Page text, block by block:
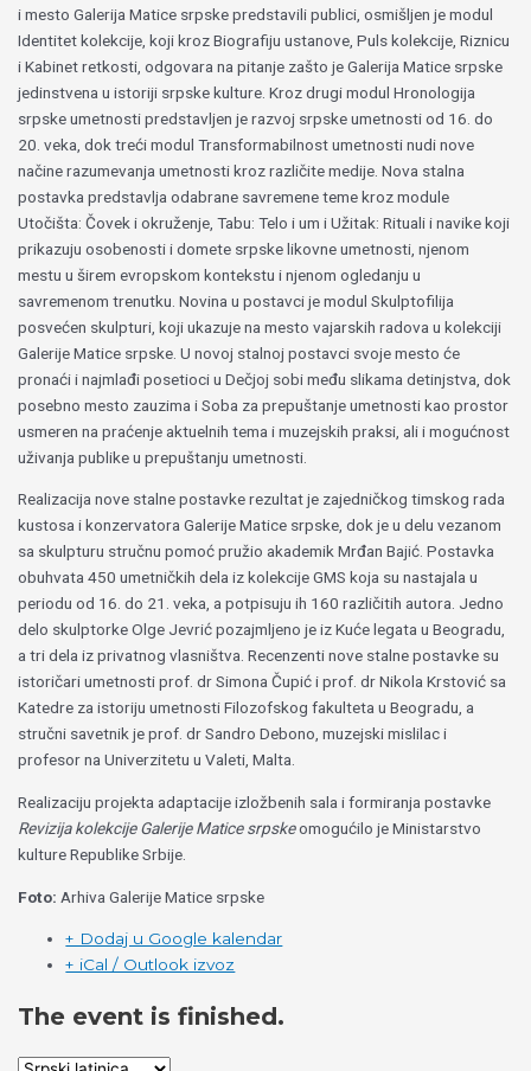
i mesto Galerija Matice srpske predstavili publici, osmišljen je modul
Identitet kolekcije, koji kroz Biografiju ustanove, Puls kolekcije, Riznicu
i Kabinet retkosti, odgovara na pitanje zašto je Galerija Matice srpske
jedinstvena u istoriji srpske kulture. Kroz drugi modul Hronologija
srpske umetnosti predstavljen je razvoj srpske umetnosti od 16. do
20. veka, dok treći modul Transformabilnost umetnosti nudi nove
načine razumevanja umetnosti kroz različite medije. Nova stalna
postavka predstavlja odabrane savremene teme kroz module
Utočišta: Čovek i okruženje, Tabu: Telo i um i Užitak: Rituali i navike koji
prikazuju osobenosti i domete srpske likovne umetnosti, njenom
mestu u širem evropskom kontekstu i njenom ogledanju u
savremenom trenutku. Novina u postavci je modul Skulptofilija
posvećen skulpturi, koji ukazuje na mesto vajarskih radova u kolekciji
Galerije Matice srpske. U novoj stalnoj postavci svoje mesto će
pronaći i najmlađi posetioci u Dečjoj sobi među slikama detinjstva, dok
posebno mesto zauzima i Soba za prepuštanje umetnosti kao prostor
usmeren na praćenje aktuelnih tema i muzejskih praksi, ali i mogućnost
uživanja publike u prepuštanju umetnosti.
Realizacija nove stalne postavke rezultat je zajedničkog timskog rada
kustosa i konzervatora Galerije Matice srpske, dok je u delu vezanom
sa skulpturu stručnu pomoć pružio akademik Mrđan Bajić. Postavka
obuhvata 450 umetničkih dela iz kolekcije GMS koja su nastajala u
periodu od 16. do 21. veka, a potpisuju ih 160 različitih autora. Jedno
delo skulptorke Olge Jevrić pozajmljeno je iz Kuće legata u Beogradu,
a tri dela iz privatnog vlasništva. Recenzenti nove stalne postavke su
istoričari umetnosti prof. dr Simona Čupić i prof. dr Nikola Krstović sa
Katedre za istoriju umetnosti Filozofskog fakulteta u Beogradu, a
stručni savetnik je prof. dr Sandro Debono, muzejski mislilac i
profesor na Univerzitetu u Valeti, Malta.
Realizaciju projekta adaptacije izložbenih sala i formiranja postavke
Revizija kolekcije Galerije Matice srpskeomogućilo je Ministarstvo
kulture Republike Srbije.
Foto: Arhiva Galerije Matice srpske
+ Dodaj u Google kalendar
+ iCal / Outlook izvoz
The event is finished.